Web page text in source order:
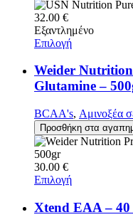
32.00 €
Εξαντλημένο
Επιλογή
Weider
Glutamine –
BCAA's, Αμινοξέα
Προσθήκη στα
30.00 €
Επιλογή
Xtend EAA – 40